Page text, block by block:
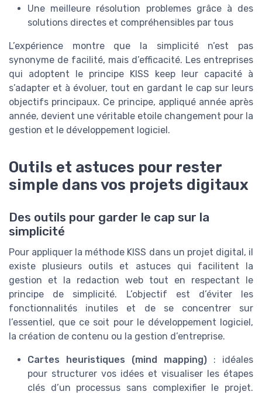
Une meilleure résolution problemes grâce à des
solutions directes et compréhensibles par tous
L’expérience montre que la simplicité n’est pas
synonyme de facilité, mais d’efficacité. Les entreprises
qui adoptent le principe KISS keep leur capacité à
s’adapter et à évoluer, tout en gardant le cap sur leurs
objectifs principaux. Ce principe, appliqué année après
année, devient une véritable etoile changement pour la
gestion et le développement logiciel.
Outils et astuces pour rester
simple dans vos projets digitaux
Des outils pour garder le cap sur la
simplicité
Pour appliquer la méthode KISS dans un projet digital, il
existe plusieurs outils et astuces qui facilitent la
gestion et la redaction web tout en respectant le
principe de simplicité. L’objectif est d’éviter les
fonctionnalités inutiles et de se concentrer sur
l’essentiel, que ce soit pour le développement logiciel,
la création de contenu ou la gestion d’entreprise.
Cartes heuristiques (mind mapping) : idéales
pour structurer vos idées et visualiser les étapes
clés d’un processus sans complexifier le projet.